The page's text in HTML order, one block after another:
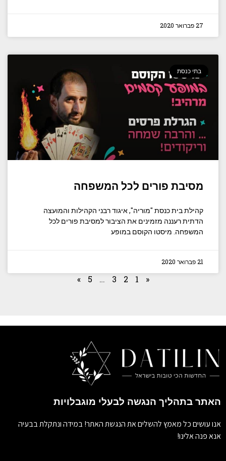
27 פברואר 2020
בתי כנסת
מסיבת פורים לכל המשפחה
קהילת בית כנסת "מוריה", איגוד רבני הקהילות והמועצה
הדתית רעננה מזמינים את הציבור למסיבת פורים לכל
המשפחה. מיסטו הקוסם במופע
21 פברואר 2020
«
1
2
3
…
5
»
האתר בתהליך הנגשה לבעלי מוגבלויות
אנו עושים כל מאמץ להשלים את הנגשת האתר! במידה ונתקלת בבעיה
אנא פנה אלינו!